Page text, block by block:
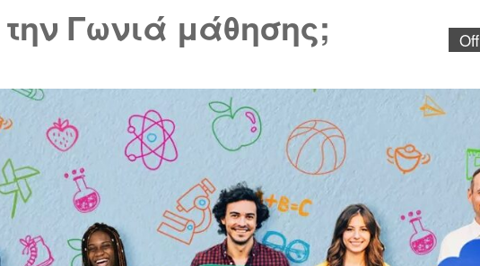
Off
Γωνιά μάθησης;